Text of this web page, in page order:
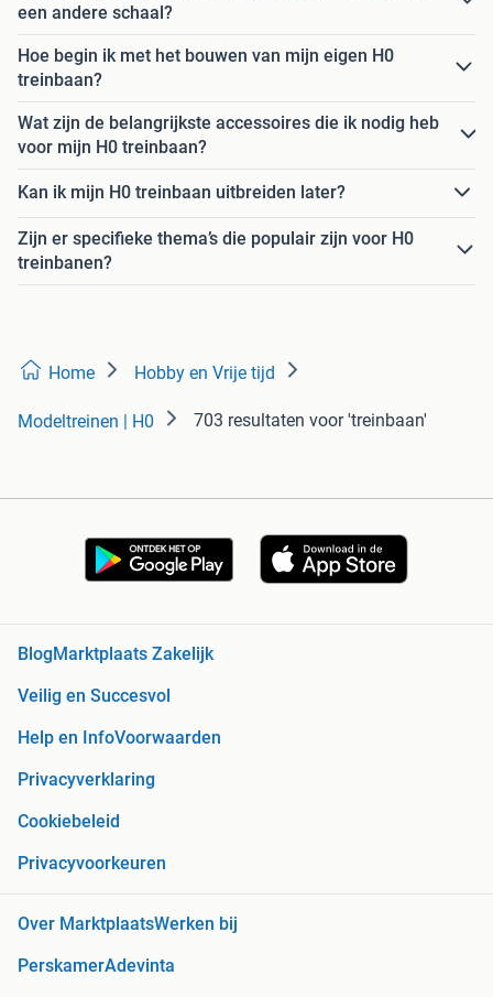
een andere schaal?
Hoe begin ik met het bouwen van mijn eigen H0
treinbaan?
Wat zijn de belangrijkste accessoires die ik nodig heb
voor mijn H0 treinbaan?
Kan ik mijn H0 treinbaan uitbreiden later?
Zijn er specifieke thema’s die populair zijn voor H0
treinbanen?
Home Hobby en Vrije tijd
Modeltreinen | H0 703 resultaten voor 'treinbaan'
BlogMarktplaats Zakelijk
Veilig en Succesvol
Help en InfoVoorwaarden
Privacyverklaring
Cookiebeleid
Privacyvoorkeuren
Over MarktplaatsWerken bij
PerskamerAdevinta